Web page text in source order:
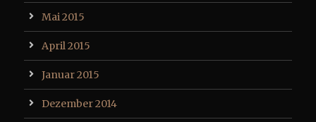
Mai 2015
April 2015
Januar 2015
Dezember 2014